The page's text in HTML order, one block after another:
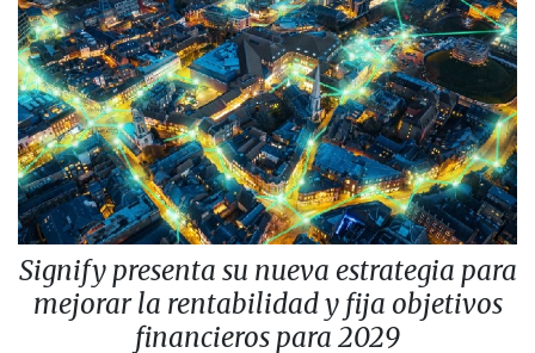
Signify presenta su nueva estrategia para
mejorar la rentabilidad y fija objetivos
financieros para 2029